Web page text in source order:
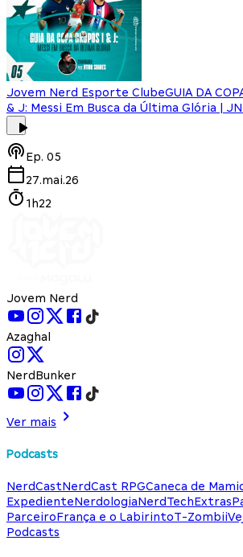
Jovem Nerd Esporte ClubeGUIA DA
& J: Messi Em Busca da Última Glória |
Ep. 05
27.mai.26
1h22
Jovem Nerd
Azaghal
NerdBunker
Ver mais
Podcasts
NerdCastNerdCast RPGCaneca de
ExpedienteNerdologiaNerdTechExtras
ParceiroFrança e o LabirintoT-Zombii
Podcasts